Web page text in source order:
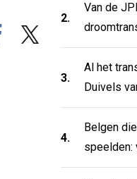
2.
Van de
3.
Al het
Duivels
4.
Belgen
speelden: